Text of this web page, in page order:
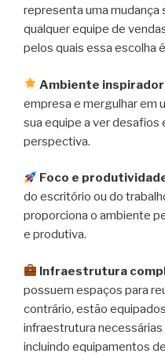
representa uma
qualquer equipe de
pelos quais essa escolha
Ambiente
empresa e mergulhar em
sua equipe a ver desafios
perspectiva.
Foco e
do escritório ou do
proporciona o ambiente
e produtiva.
Infraestrutura
possuem espaços para
contrário, estão
infraestrutura necessárias
incluindo equipamentos